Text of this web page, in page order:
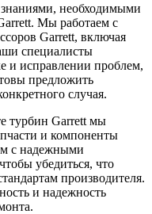
необходимыми
Мы работаем с
Garrett, включая
специалисты
и исправлении проблем,
предложить
случая.
турбин Garrett мы
и компоненты
с надежными
убедиться, что
производителя.
и надежность